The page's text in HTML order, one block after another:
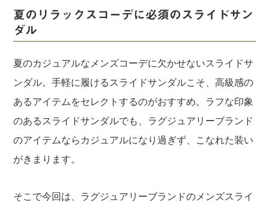
夏のリラックスコーデに必須のスライドサン
ダル
夏のカジュアルなメンズコーデに欠かせないスライドサ
ンダル。手軽に履けるスライドサンダルこそ、高級感の
あるアイテムをセレクトするのがおすすめ。ラフな印象
のあるスライドサンダルでも、ラグジュアリーブランド
のアイテムならカジュアルになり過ぎず、こなれた装い
がきまります。
そこで今回は、ラグジュアリーブランドのメンズスライ